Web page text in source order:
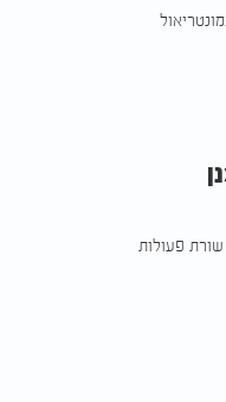
בית הספר במונטריאול
פעולות